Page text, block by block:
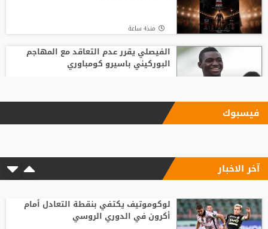
منذ4 ساعة
الفيصلي يقرر عدم التعاقد مع المهاجم
البوركيني باسيرو كومباوري
"اليويفا" يؤكد دفع مستحقات نهاية الخدمة
حكم الفيديو المساعد لأول مرة
فيسبوك
آخر الاخبار
لوكوموتيف يكتفي بنقطة التعادل أمام
أكرون في الدوري الروسي